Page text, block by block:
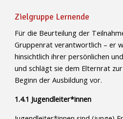
Zielgruppe Lernende
Für die Beurteilung der
Gruppenrat verantwortlich – er
hinsichtlich ihrer persönlichen
und schlägt sie dem Elternrat
Beginn der Ausbildung vor.
1.4.1 Jugendleiter*innen